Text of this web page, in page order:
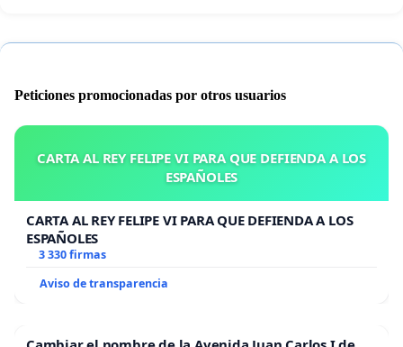
Peticiones promocionadas por otros usuarios
CARTA AL REY FELIPE VI PARA QUE DEFIENDA A LOS
ESPAÑOLES
CARTA AL REY FELIPE VI PARA QUE DEFIENDA A LOS
ESPAÑOLES
3 330 firmas
Aviso de transparencia